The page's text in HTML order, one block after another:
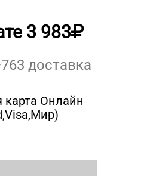
3 983
763 доставка
карта Онлайн